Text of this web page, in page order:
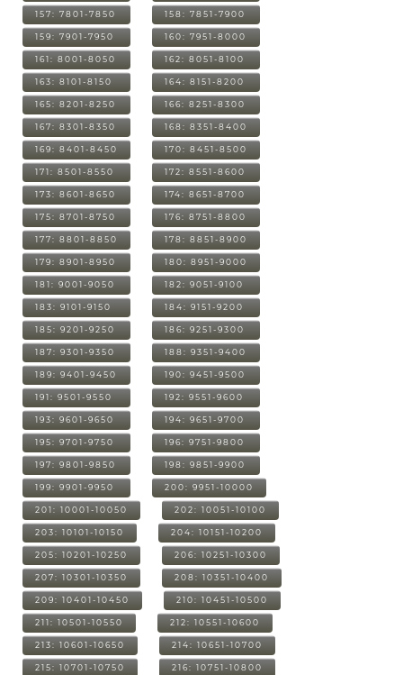
157: 7801-7850 158: 7851-7900
159: 7901-7950 160: 7951-8000
161: 8001-8050 162: 8051-8100
163: 8101-8150 164: 8151-8200
165: 8201-8250 166: 8251-8300
167: 8301-8350 168: 8351-8400
169: 8401-8450 170: 8451-8500
171: 8501-8550 172: 8551-8600
173: 8601-8650 174: 8651-8700
175: 8701-8750 176: 8751-8800
177: 8801-8850 178: 8851-8900
179: 8901-8950 180: 8951-9000
181: 9001-9050 182: 9051-9100
183: 9101-9150 184: 9151-9200
185: 9201-9250 186: 9251-9300
187: 9301-9350 188: 9351-9400
189: 9401-9450 190: 9451-9500
191: 9501-9550 192: 9551-9600
193: 9601-9650 194: 9651-9700
195: 9701-9750 196: 9751-9800
197: 9801-9850 198: 9851-9900
199: 9901-9950 200: 9951-10000
201: 10001-10050 202: 10051-10100
203: 10101-10150 204: 10151-10200
205: 10201-10250 206: 10251-10300
207: 10301-10350 208: 10351-10400
209: 10401-10450 210: 10451-10500
211: 10501-10550 212: 10551-10600
213: 10601-10650 214: 10651-10700
215: 10701-10750 216: 10751-10800